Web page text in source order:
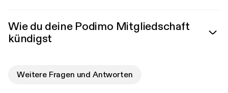
Wie du deine Podimo Mitgliedschaft
kündigst
Weitere Fragen und Antworten